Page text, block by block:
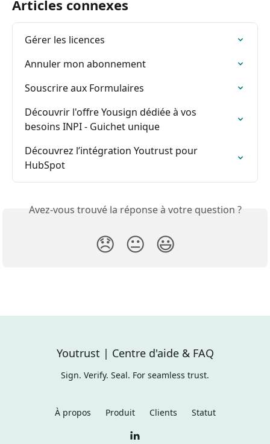
Articles connexes
Gérer les licences
Annuler mon abonnement
Souscrire aux Formulaires
Découvrir l'offre Yousign dédiée à vos
besoins INPI - Guichet unique
Découvrez l’intégration Youtrust pour
HubSpot
Avez-vous trouvé la réponse à votre question ?
😞 😐 😃
Youtrust | Centre d'aide & FAQ
Sign. Verify. Seal. For seamless trust.
À propos Produit Clients Statut